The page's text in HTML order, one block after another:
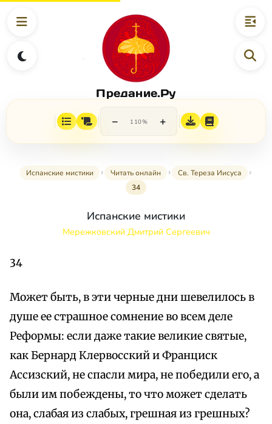
Предание.Ру
− 110% +
Испанские мистики Читать онлайн
Св. Тереза Иисуса
34
Испанские мистики
Мережковский Дмитрий Сергеевич
34
Может быть, в эти черные дни шевелилось в
душе ее страшное сомнение во всем деле
Реформы: если даже такие великие святые,
как Бернард Клервосский и Франциск
Ассизский, не спасли мира, не победили его, а
были им побеждены, то что может сделать
она, слабая из слабых, грешная из грешных?